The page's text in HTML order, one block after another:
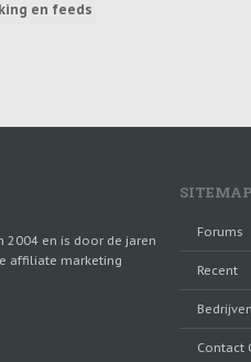
en feeds
en is door de jaren
affiliate marketing
SITEMAP
Forums
Recent
Bedrijven
Contact